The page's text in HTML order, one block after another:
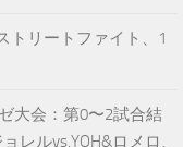
トリートファイト、1
大会：第0〜2試合結
レルvs.YOH&ロメロ、